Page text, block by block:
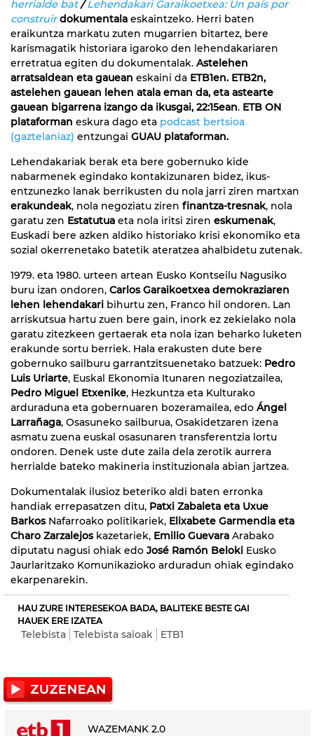
herrialde bat/Lehendakari Garaikoetxea: Un país por
construir dokumentala eskaintzeko. Herri baten
eraikuntza markatu zuten mugarrien bitartez, bere
karismagatik historiara igaroko den lehendakariaren
erretratua egiten du dokumentalak. Astelehen
arratsaldean eta gauean eskaini da ETB1en. ETB2n,
astelehen gauean lehen atala eman da, eta astearte
gauean bigarrena izango da ikusgai, 22:15ean. ETB ON
plataforman eskura dago eta podcast bertsioa
(gaztelaniaz) entzungai GUAU plataforman.
Lehendakariak berak eta bere gobernuko kide
nabarmenek egindako kontakizunaren bidez, ikus-
entzunezko lanak berrikusten du nola jarri ziren martxan
erakundeak, nola negoziatu ziren finantza-tresnak, nola
garatu zen Estatutua eta nola iritsi ziren eskumenak,
Euskadi bere azken aldiko historiako krisi ekonomiko eta
sozial okerrenetako batetik ateratzea ahalbidetu zutenak.
1979. eta 1980. urteen artean Eusko Kontseilu Nagusiko
buru izan ondoren, Carlos Garaikoetxea demokraziaren
lehen lehendakari bihurtu zen, Franco hil ondoren. Lan
arriskutsua hartu zuen bere gain, inork ez zekielako nola
garatu zitezkeen gertaerak eta nola izan beharko luketen
erakunde sortu berriek. Hala erakusten dute bere
gobernuko sailburu garrantzitsuenetako batzuek: Pedro
Luis Uriarte, Euskal Ekonomia Itunaren negoziatzailea,
Pedro Miguel Etxenike, Hezkuntza eta Kulturako
arduraduna eta gobernuaren bozeramailea, edo Ángel
Larrañaga, Osasuneko sailburua, Osakidetzaren izena
asmatu zuena euskal osasunaren transferentzia lortu
ondoren. Denek uste dute zaila dela zerotik aurrera
herrialde bateko makineria instituzionala abian jartzea.
Dokumentalak ilusioz beteriko aldi baten erronka
handiak errepasatzen ditu, Patxi Zabaleta eta Uxue
BarkosNafarroako politikariek, Elixabete Garmendia eta
Charo Zarzalejos kazetariek, Emilio Guevara Arabako
diputatu nagusi ohiak edo José Ramón Beloki Eusko
Jaurlaritzako Komunikazioko arduradun ohiak egindako
ekarpenarekin.
HAU ZURE INTERESEKOA BADA, BALITEKE BESTE GAI
HAUEK ERE IZATEA
Telebista Telebista saioak ETB1
WAZEMANK 2.0